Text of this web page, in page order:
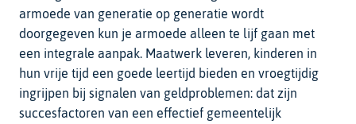
armoede van generatie op generatie wordt
doorgegeven kun je armoede alleen te lijf gaan met
een integrale aanpak. Maatwerk leveren, kinderen in
hun vrije tijd een goede leertijd bieden en vroegtijdig
ingrijpen bij signalen van geldproblemen: dat zijn
succesfactoren van een effectief gemeentelijk